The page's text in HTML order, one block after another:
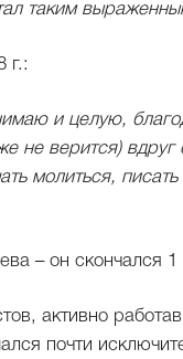
таким
г.:
и целую,
не верится) вдруг
молиться,
– он скончался
активно
почти